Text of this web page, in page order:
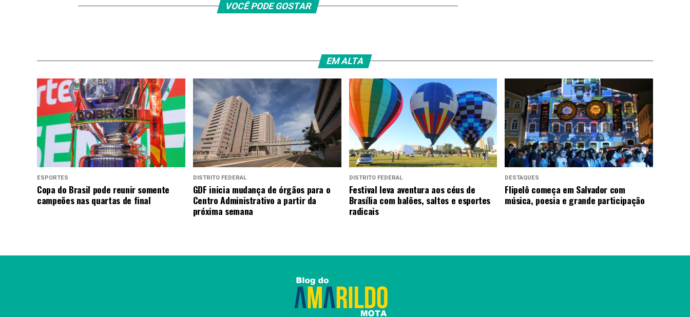
VOCÊ PODE GOSTAR
EM ALTA
ESPORTES
Copa do Brasil pode reunir somente
campeões nas quartas de final
DISTRITO FEDERAL
GDF inicia mudança de órgãos para o
Centro Administrativo a partir da
próxima semana
DISTRITO FEDERAL
Festival leva aventura aos céus de
Brasília com balões, saltos e esportes
radicais
DESTAQUES
Flipelô começa em Salvador com
música, poesia e grande participação